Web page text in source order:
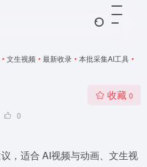
• 文生视频 • 最新收录 • 本批采集AI工具 •
0
收藏 0
，适合 AI视频与动画、文生视